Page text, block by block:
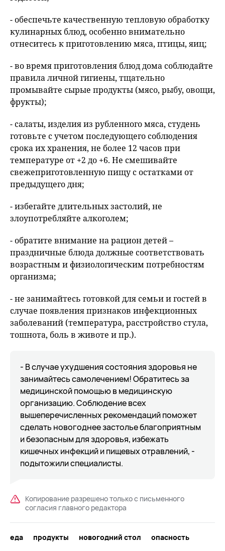
- обеспечьте качественную тепловую обработку
кулинарных блюд, особенно внимательно
отнеситесь к приготовлению мяса, птицы, яиц;
- во время приготовления блюд дома соблюдайте
правила личной гигиены, тщательно
промывайте сырые продукты (мясо, рыбу, овощи,
фрукты);
- салаты, изделия из рубленного мяса, студень
готовьте с учетом последующего соблюдения
срока их хранения, не более 12 часов при
температуре от +2 до +6. Не смешивайте
свежеприготовленную пищу с остатками от
предыдущего дня;
- избегайте длительных застолий, не
злоупотребляйте алкоголем;
- обратите внимание на рацион детей –
праздничные блюда должные соответствовать
возрастным и физиологическим потребностям
организма;
- не занимайтесь готовкой для семьи и гостей в
случае появления признаков инфекционных
заболеваний (температура, расстройство стула,
тошнота, боль в животе и пр.).
- В случае ухудшения состояния здоровья не
занимайтесь самолечением! Обратитесь за
медицинской помощью в медицинскую
организацию. Соблюдение всех
вышеперечисленных рекомендаций поможет
сделать новогоднее застолье благоприятным
и безопасным для здоровья, избежать
кишечных инфекций и пищевых отравлений, -
подытожили специалисты.
Копирование разрешено только с письменного
согласия главного редактора
еда продукты новогодний стол
опасность